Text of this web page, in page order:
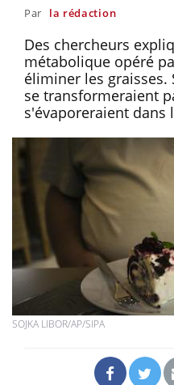
Par la rédaction
Des chercheurs
métabolique opéré
éliminer les graisses.
se transformeraient
s'évaporeraient dans
SOJKA LIBOR/AP/SIPA